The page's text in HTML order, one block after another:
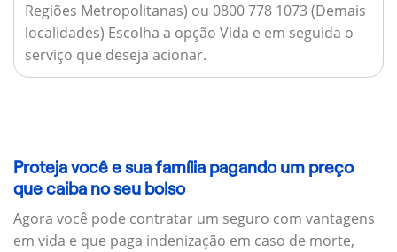
Regiões Metropolitanas) ou 0800 778 1073 (Demais
localidades) Escolha a opção Vida e em seguida o
serviço que deseja acionar.
Proteja você e sua família pagando um preço
que caiba no seu bolso
Agora você pode contratar um seguro com vantagens
em vida e que paga indenização em caso de morte,